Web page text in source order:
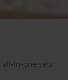
all-in-one sets